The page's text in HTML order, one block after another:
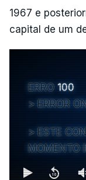
1967 e
capital de um
ERRO 100
ERROR
ESTE
MOMENTO